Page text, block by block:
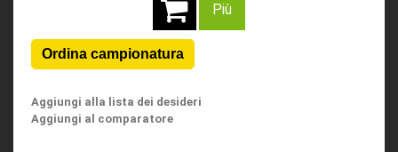
Più
Aggiungi alla lista dei desideri
Aggiungi al comparatore